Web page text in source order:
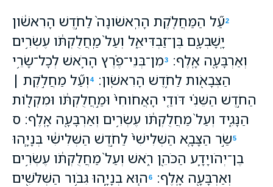
2עַ֞ל הַמַּחֲלֹ֤קֶת הָרִֽאשֹׁונָה֙ לַחֹ֣דֶשׁ הָרִאשֹׁ֔ון
יָֽשָׁבְעָ֖ם בֶּן־זַבְדִּיאֵ֑ל וְעַל֙ מַֽחֲלֻקְתֹּ֔ו עֶשְׂרִ֥ים
וְאַרְבָּעָ֖ה אָֽלֶף׃
3מִן־בְּנֵי־פֶ֗רֶץ הָרֹ֛אשׁ לְכָל־שָׂרֵ֥י
הַצְּבָאֹ֖ות לַחֹ֥דֶשׁ הָרִאשֹֽׁון׃
4 וְעַ֞ל מַחֲלֹ֣קֶת ׀
הַחֹ֣דֶשׁ הַשֵּׁנִ֗י דֹּודַ֤י הָאֲחֹוחִי֙ וּמַ֣חֲלֻקְתֹּ֔ו וּמִקְלֹ֖ות
הַנָּגִ֑יד וְעַל֙ מַחֲלֻקְתֹּ֔ו עֶשְׂרִ֥ים וְאַרְבָּעָ֖ה אָֽלֶף׃ ס
5שַׂ֣ר הַצָּבָ֤א הַשְּׁלִישִׁי֙ לַחֹ֣דֶשׁ הַשְּׁלִישִׁ֔י בְּנָיָ֧הוּ
בֶן־יְהֹויָדָ֛ע הַכֹּהֵ֖ן רֹ֑אשׁ וְעַל֙ מַחֲלֻקְתֹּ֔ו עֶשְׂרִ֥ים
וְאַרְבָּעָ֖ה אָֽלֶף׃
6 ה֧וּא בְנָיָ֛הוּ גִּבֹּ֥ור הַשְּׁלֹשִׁ֖ים